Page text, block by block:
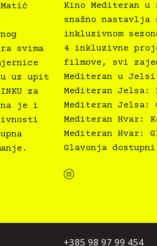
svima
uz upit
za
je i
Kino Mediteran
snažno nastavlja
inkluzivnom
4 inkluzivne
filmove, svi
Mediteran u
Mediteran Jelsa:
Mediteran Jelsa:
Mediteran Hvar:
Mediteran Hvar:
Glavonja
“Kino Mediteran i Film svima nastavljaju inkluzivnu turneju na Hvaru”
+385 98 97 99 454